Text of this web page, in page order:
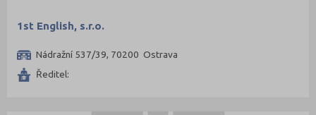
Jihlava (8)
Jindřichův Hradec (3)
Karlovy Vary (6)
1st English, s.r.o.
Nádražní 537/39, 70200 Ostrava
Ředitel: